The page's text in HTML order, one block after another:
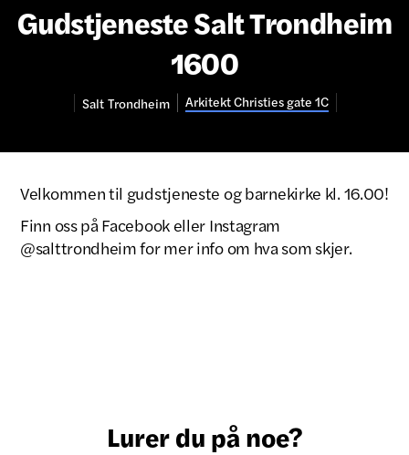
Gudstjeneste Salt Trondheim
1600
Salt Trondheim Arkitekt Christies gate 1C
Velkommen til gudstjeneste og barnekirke kl. 16.00!
Finn oss på Facebook eller Instagram
@salttrondheim for mer info om hva som skjer.
Lurer du på noe?